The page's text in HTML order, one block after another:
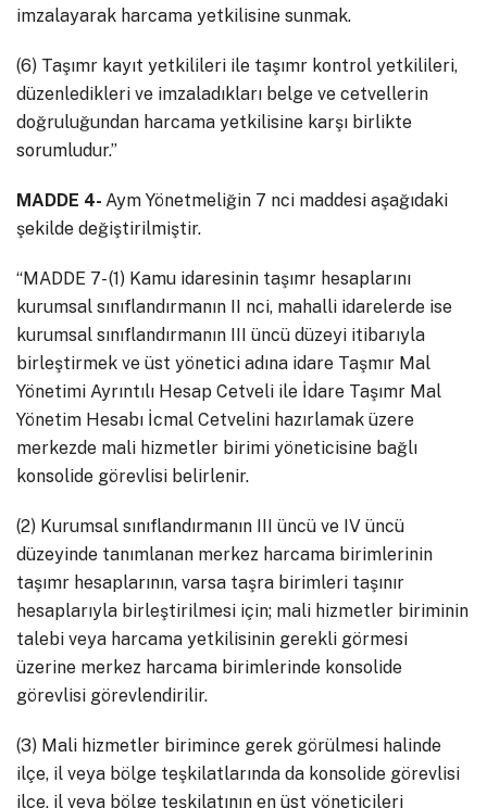
imzalayarak harcama yetkilisine sunmak.
(6) Taşımr kayıt yetkilileri ile taşımr kontrol yetkilileri,
düzenledikleri ve imzaladıkları belge ve cetvellerin
doğruluğundan harcama yetkilisine karşı birlikte
sorumludur.”
MADDE 4- Aym Yönetmeliğin 7 nci maddesi aşağıdaki
şekilde değiştirilmiştir.
“MADDE 7- (1) Kamu idaresinin taşımr hesaplarını
kurumsal sınıflandırmanın II nci, mahalli idarelerde ise
kurumsal sınıflandırmanın III üncü düzeyi itibarıyla
birleştirmek ve üst yönetici adına idare Taşmır Mal
Yönetimi Ayrıntılı Hesap Cetveli ile İdare Taşımr Mal
Yönetim Hesabı İcmal Cetvelini hazırlamak üzere
merkezde mali hizmetler birimi yöneticisine bağlı
konsolide görevlisi belirlenir.
(2) Kurumsal sınıflandırmanın III üncü ve IV üncü
düzeyinde tanımlanan merkez harcama birimlerinin
taşımr hesaplarının, varsa taşra birimleri taşınır
hesaplarıyla birleştirilmesi için; mali hizmetler biriminin
talebi veya harcama yetkilisinin gerekli görmesi
üzerine merkez harcama birimlerinde konsolide
görevlisi görevlendirilir.
(3) Mali hizmetler birimince gerek görülmesi halinde
ilçe, il veya bölge teşkilatlarında da konsolide görevlisi
ilçe, il veya bölge teşkilatının en üst yöneticileri